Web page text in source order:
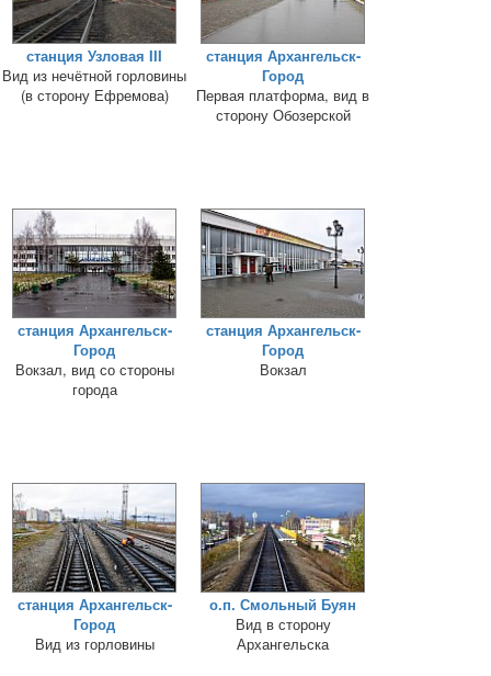
станция Узловая III
Вид из нечётной горловины
(в сторону Ефремова)
станция Архангельск-
Город
Первая платформа, вид в
сторону Обозерской
станция Архангельск-
Город
Вокзал, вид со стороны
города
станция Архангельск-
Город
Вокзал
станция Архангельск-
Город
Вид из горловины
о.п. Смольный Буян
Вид в сторону
Архангельска